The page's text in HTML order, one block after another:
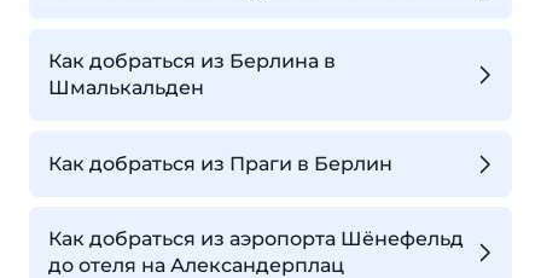
Как добраться из Берлина в
Шмалькальден
Как добраться из Праги в Берлин
Как добраться из аэропорта Шёнефельд
до отеля на Александерплац